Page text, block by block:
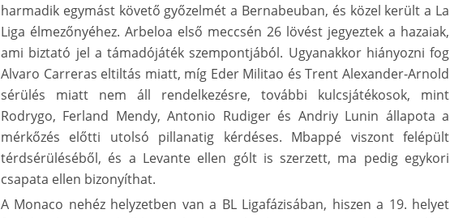
harmadik egymást követő győzelmét a Bernabeuban, és közel került a La
Liga élmezőnyéhez. Arbeloa első meccsén 26 lövést jegyeztek a hazaiak,
ami biztató jel a támadójáték szempontjából. Ugyanakkor hiányozni fog
Alvaro Carreras eltiltás miatt, míg Eder Militao és Trent Alexander-Arnold
sérülés miatt nem áll rendelkezésre, további kulcsjátékosok, mint
Rodrygo, Ferland Mendy, Antonio Rudiger és Andriy Lunin állapota a
mérkőzés előtti utolsó pillanatig kérdéses. Mbappé viszont felépült
térdsérüléséből, és a Levante ellen gólt is szerzett, ma pedig egykori
csapata ellen bizonyíthat.
A Monaco nehéz helyzetben van a BL Ligafázisában, hiszen a 19. helyet